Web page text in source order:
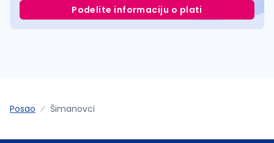
Podelite informaciju o plati
Posao Šimanovci